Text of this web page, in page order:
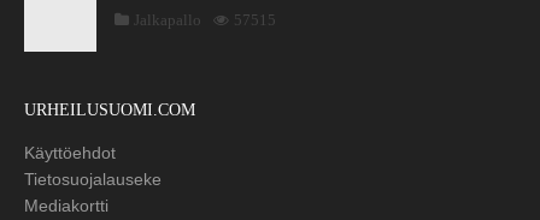
Jalkapallo
57515
URHEILUSUOMI.COM
Käyttöehdot
Tietosuojalauseke
Mediakortti